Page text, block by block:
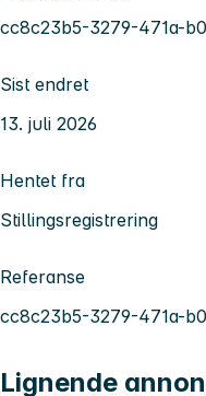
cc8c23b5-3279-471a-
Sist endret
13. juli 2026
Hentet fra
Stillingsregistrering
Referanse
cc8c23b5-3279-471a-
Lignende